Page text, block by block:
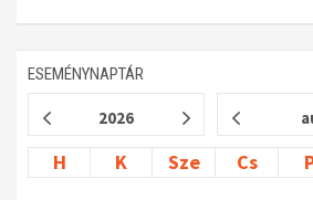
ESEMÉNYNAPTÁR
2026
H K Sze Cs